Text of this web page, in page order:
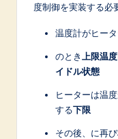
度制御を実装する必
温度計がヒー
のとき 上限温度
イドル状態
ヒーターは温
する下限
その後、に再